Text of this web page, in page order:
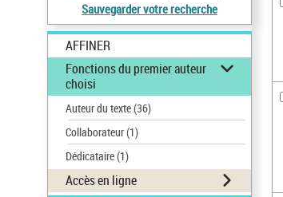
Sauvegarder votre recherche
AFFINER
Fonctions du premier auteur
choisi
Auteur du texte(36)
Collaborateur(1)
Dédicataire(1)
Accès en ligne